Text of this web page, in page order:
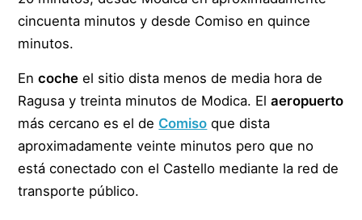
cincuenta minutos y desde Comiso en quince
minutos.
Encoche el sitio dista menos de media hora de
Ragusa y treinta minutos de Modica. Elaeropuerto
más cercano es el de Comiso que dista
aproximadamente veinte minutos pero que no
está conectado con el Castello mediante la red de
transporte público.